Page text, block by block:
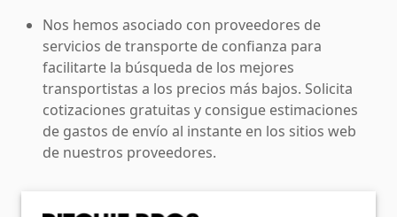
Nos hemos asociado con proveedores de
servicios de transporte de confianza para
facilitarte la búsqueda de los mejores
transportistas a los precios más bajos. Solicita
cotizaciones gratuitas y consigue estimaciones
de gastos de envío al instante en los sitios web
de nuestros proveedores.